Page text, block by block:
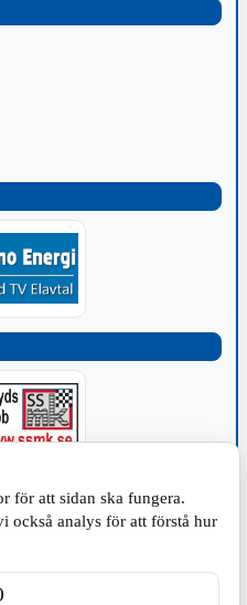
för att sidan ska fungera.
också analys för att förstå hur